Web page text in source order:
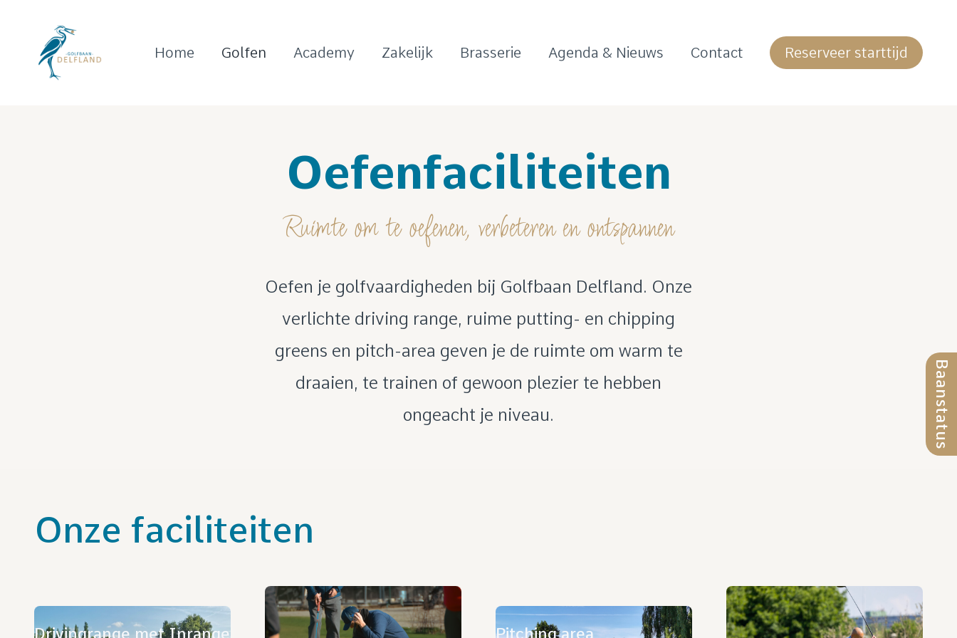
Home Golfen Academy Zakelijk Brasserie Agenda & Nieuws Contact Reserveer starttijd
Baanstatus
Oefenfaciliteiten
Ruimte om te oefenen, verbeteren en ontspannen
Oefen je golfvaardigheden bij Golfbaan Delfland. Onze
verlichte driving range, ruime putting- en chipping
greens en pitch-area geven je de ruimte om warm te
draaien, te trainen of gewoon plezier te hebben
ongeacht je niveau.
Onze faciliteiten
Drivingrange met Inrange Pitching area